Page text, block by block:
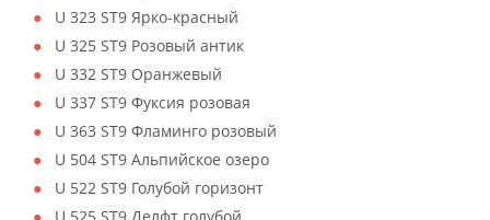
U 323 ST9 Ярко-красный
U 325 ST9 Розовый антик
U 332 ST9 Оранжевый
U 337 ST9 Фуксия розовая
U 363 ST9 Фламинго розовый
U 504 ST9 Альпийское озеро
U 522 ST9 Голубой горизонт